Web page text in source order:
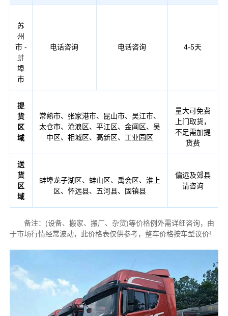
苏
州
市 -
蚌
埠
市
电话咨询 电话咨询 4-5天
提
货
区
域
常熟市、张家港市、昆山市、吴江市、
太仓市、沧浪区、平江区、金阊区、吴
中区、相城区、高新区、工业园区
量大可免费
上门取货，
不足需加提
货费
送
货
区
域
蚌埠龙子湖区、蚌山区、禹会区、淮上
区、怀远县、五河县、固镇县
偏远及郊县
请咨询
备注：(设备、搬家、搬厂、杂货)等价格例外需详细咨询，由
于市场行情经常波动，此价格表仅供参考，整车价格按车型议价!